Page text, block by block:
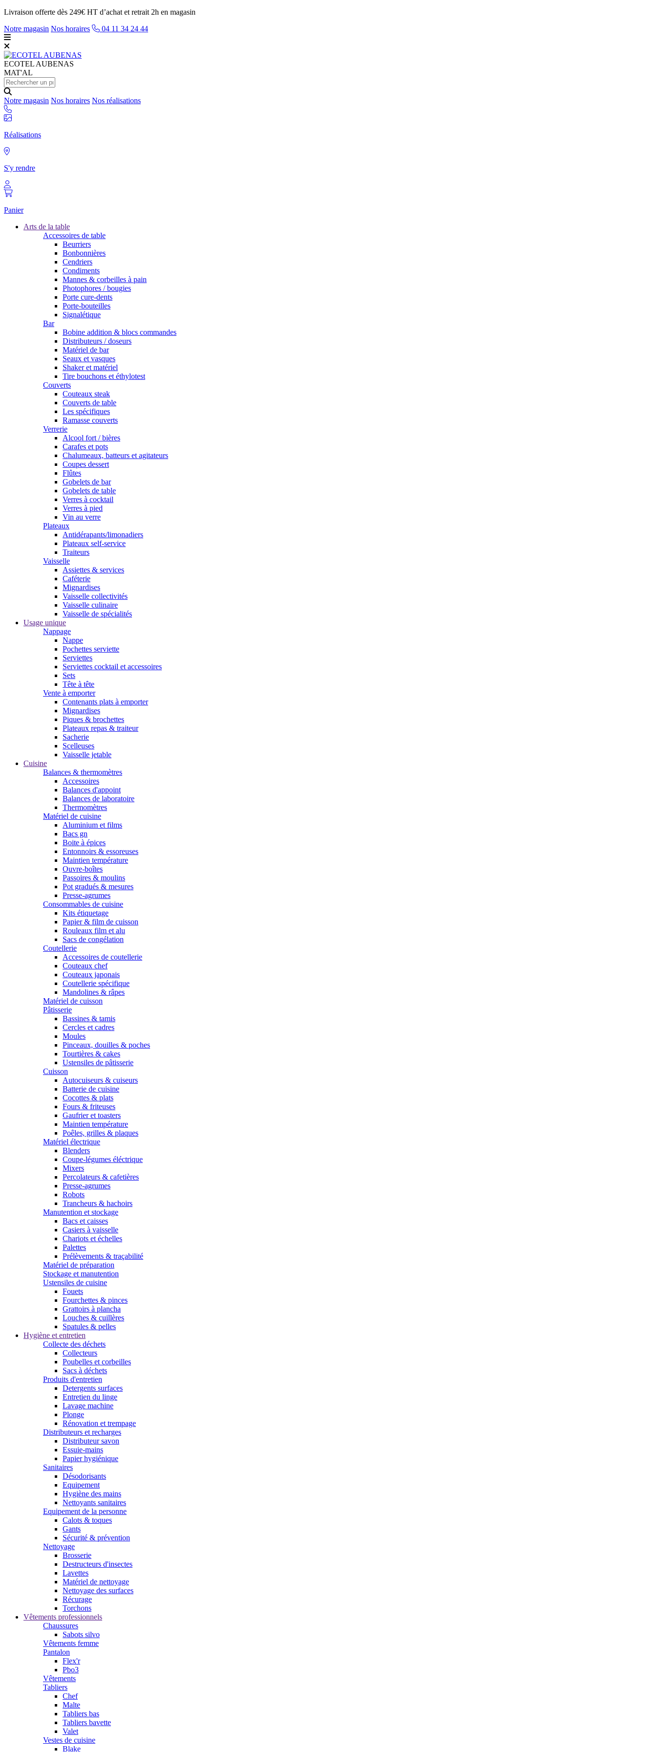
Livraison offerte dès 249€ HT d’achat et retrait 2h en magasin
Notre magasin Nos horaires 04 11 34 24 44
ECOTEL AUBENAS
MAT'AL
Notre magasin Nos horaires Nos réalisations
Réalisations
S'y rendre
Panier
Arts de la table
Accessoires de table
Beurriers
Bonbonnières
Cendriers
Condiments
Mannes & corbeilles à pain
Photophores / bougies
Porte cure-dents
Porte-bouteilles
Signalétique
Bar
Bobine addition & blocs commandes
Distributeurs / doseurs
Matériel de bar
Seaux et vasques
Shaker et matériel
Tire bouchons et éthylotest
Couverts
Couteaux steak
Couverts de table
Les spécifiques
Ramasse couverts
Verrerie
Alcool fort / bières
Carafes et pots
Chalumeaux, batteurs et agitateurs
Coupes dessert
Flûtes
Gobelets de bar
Gobelets de table
Verres à cocktail
Verres à pied
Vin au verre
Plateaux
Antidérapants/limonadiers
Plateaux self-service
Traiteurs
Vaisselle
Assiettes & services
Caféterie
Mignardises
Vaisselle collectivités
Vaisselle culinaire
Vaisselle de spécialités
Usage unique
Nappage
Nappe
Pochettes serviette
Serviettes
Serviettes cocktail et accessoires
Sets
Tête à tête
Vente à emporter
Contenants plats à emporter
Mignardises
Piques & brochettes
Plateaux repas & traiteur
Sacherie
Scelleuses
Vaisselle jetable
Cuisine
Balances & thermomètres
Accessoires
Balances d'appoint
Balances de laboratoire
Thermomètres
Matériel de cuisine
Aluminium et films
Bacs gn
Boite à épices
Entonnoirs & essoreuses
Maintien température
Ouvre-boîtes
Passoires & moulins
Pot gradués & mesures
Presse-agrumes
Consommables de cuisine
Kits étiquetage
Papier & film de cuisson
Rouleaux film et alu
Sacs de congélation
Coutellerie
Accessoires de coutellerie
Couteaux chef
Couteaux japonais
Coutellerie spécifique
Mandolines & râpes
Matériel de cuisson
Pâtisserie
Bassines & tamis
Cercles et cadres
Moules
Pinceaux, douilles & poches
Tourtières & cakes
Ustensiles de pâtisserie
Cuisson
Autocuiseurs & cuiseurs
Batterie de cuisine
Cocottes & plats
Fours & friteuses
Gaufrier et toasters
Maintien température
Poêles, grilles & plaques
Matériel électrique
Blenders
Coupe-légumes éléctrique
Mixers
Percolateurs & cafetières
Presse-agrumes
Robots
Trancheurs & hachoirs
Manutention et stockage
Bacs et caisses
Casiers à vaisselle
Chariots et échelles
Palettes
Prélèvements & traçabilité
Matériel de préparation
Stockage et manutention
Ustensiles de cuisine
Fouets
Fourchettes & pinces
Grattoirs à plancha
Louches & cuillères
Spatules & pelles
Hygiène et entretien
Collecte des déchets
Collecteurs
Poubelles et corbeilles
Sacs à déchets
Produits d'entretien
Detergents surfaces
Entretien du linge
Lavage machine
Plonge
Rénovation et trempage
Distributeurs et recharges
Distributeur savon
Essuie-mains
Papier hygiénique
Sanitaires
Désodorisants
Equipement
Hygiène des mains
Nettoyants sanitaires
Equipement de la personne
Calots & toques
Gants
Sécurité & prévention
Nettoyage
Brosserie
Destructeurs d'insectes
Lavettes
Matériel de nettoyage
Nettoyage des surfaces
Récurage
Torchons
Vêtements professionnels
Chaussures
Sabots silvo
Vêtements femme
Pantalon
Flex'r
Pbo3
Vêtements
Tabliers
Chef
Malte
Tabliers bas
Tabliers bavette
Valet
Vestes de cuisine
Blake